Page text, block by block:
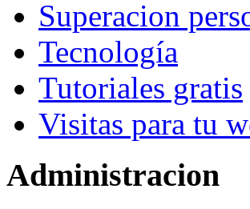
Superacion
Tecnología
Tutoriales gratis
Visitas para tu
Administracion